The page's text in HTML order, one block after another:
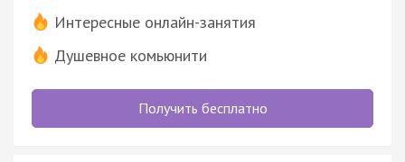
Интересные онлайн-занятия
Душевное комьюнити
Получить бесплатно